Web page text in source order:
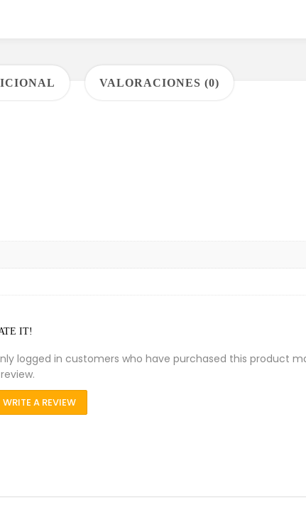
VALORACIONES (0)
IT!
logged in customers who have purchased this product
WRITE A REVIEW